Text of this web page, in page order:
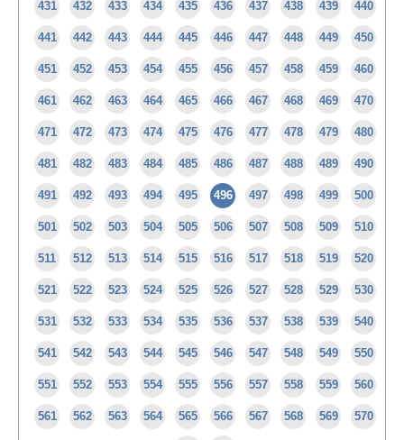
431 432 433 434 435 436 437 438 439 440
441 442 443 444 445 446 447 448 449 450
451 452 453 454 455 456 457 458 459 460
461 462 463 464 465 466 467 468 469 470
471 472 473 474 475 476 477 478 479 480
481 482 483 484 485 486 487 488 489 490
491 492 493 494 495 496 497 498 499 500
501 502 503 504 505 506 507 508 509 510
511 512 513 514 515 516 517 518 519 520
521 522 523 524 525 526 527 528 529 530
531 532 533 534 535 536 537 538 539 540
541 542 543 544 545 546 547 548 549 550
551 552 553 554 555 556 557 558 559 560
561 562 563 564 565 566 567 568 569 570